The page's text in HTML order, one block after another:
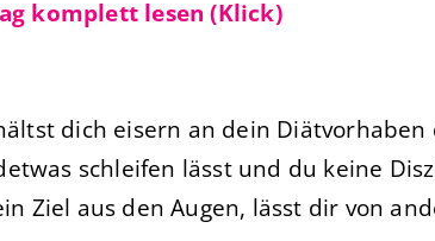
komplett lesen (Klick)
dich eisern an dein Diätvorhaben
schleifen lässt und du keine
Ziel aus den Augen, lässt dir von